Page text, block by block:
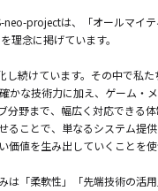
neo-projectは、「オールマイ
理念に掲げています。
し続けています。その中で私
かな技術力に加え、ゲーム・
分野まで、幅広く対応できる
ることで、単なるシステム提
価値を生み出していくことを使
は「柔軟性」「先端技術の活